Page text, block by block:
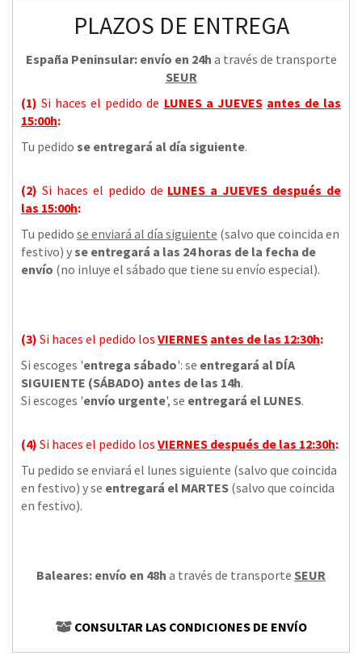
PLAZOS DE ENTREGA
España Peninsular: envío en 24h a través de transporte
SEUR
(1)Si haces el pedido de LUNES a JUEVES antes de las
15:00h:
Tu pedido se entregará al día siguiente.
(2) Si haces el pedido de LUNES a JUEVES después de
las 15:00h:
Tu pedido se enviará al día siguiente (salvo que coincida en
festivo) yse entregará a las 24 horas de la fecha de
envío (no inluye el sábado que tiene su envío especial).
(3) Si haces el pedido los VIERNES antes de las 12:30h:
Si escoges 'entrega sábado': se entregará al DÍA
SIGUIENTE (SÁBADO) antes de las 14h.
Si escoges 'envío urgente', se entregará el LUNES.
(4) Si haces el pedido los VIERNES después de las 12:30h:
Tu pedido se enviará el lunes siguiente (salvo que coincida
en festivo) y se entregará el MARTES (salvo que coincida
en festivo).
Baleares: envío en 48h a través de transporte SEUR
CONSULTAR LAS CONDICIONES DE ENVÍO